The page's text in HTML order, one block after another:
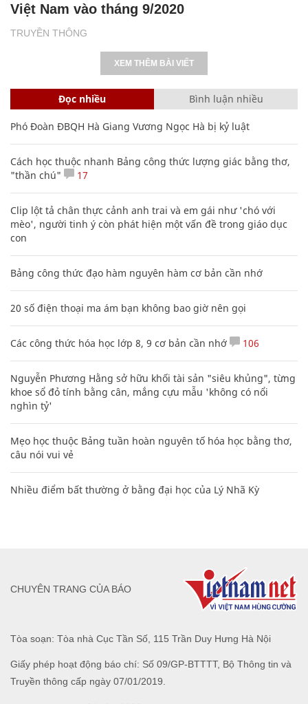
TRUYỀN THÔNG
Việt Nam vào tháng 9/2020
XEM THÊM BÀI VIẾT
Đọc nhiều Bình luận nhiều
Phó Đoàn ĐBQH Hà Giang Vương Ngọc Hà bị kỷ luật
Cách học thuộc nhanh Bảng công thức lượng giác bằng thơ,
"thần chú"
17
Clip lột tả chân thực cảnh anh trai và em gái như 'chó với
mèo', người tinh ý còn phát hiện một vấn đề trong giáo dục
con
Bảng công thức đạo hàm nguyên hàm cơ bản cần nhớ
20 số điện thoại ma ám bạn không bao giờ nên gọi
Các công thức hóa học lớp 8, 9 cơ bản cần nhớ 106
Nguyễn Phương Hằng sở hữu khối tài sản "siêu khủng", từng
khoe sổ đỏ tính bằng cân, mắng cựu mẫu 'không có nổi
nghìn tỷ'
Mẹo học thuộc Bảng tuần hoàn nguyên tố hóa học bằng thơ,
câu nói vui vẻ
Nhiều điểm bất thường ở bằng đại học của Lý Nhã Kỳ
Tòa soạn: Tòa nhà Cục Tần Số, 115 Trần Duy Hưng Hà Nội
Giấy phép hoạt động báo chí: Số 09/GP-BTTTT, Bộ Thông tin và
Truyền thông cấp ngày 07/01/2019.
CHUYÊN TRANG CỦA BÁO